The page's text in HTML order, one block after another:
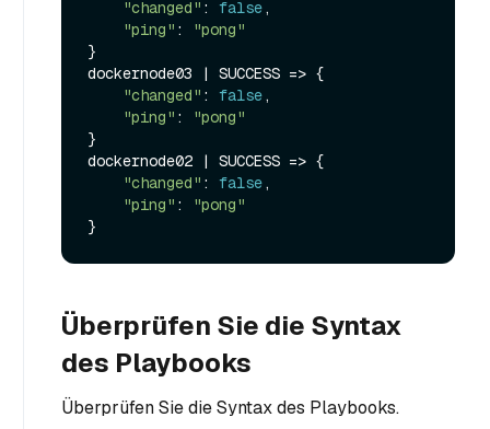
"changed" : false,
"ping" :
"pong"
}
dockernode03 | SUCCESS => {
"changed" : false,
"ping" :
"pong"
}
dockernode02 | SUCCESS => {
"changed" : false,
"ping" :
"pong"
Überprüfen Sie die Syntax
des Playbooks
Überprüfen Sie die Syntax des Playbooks.